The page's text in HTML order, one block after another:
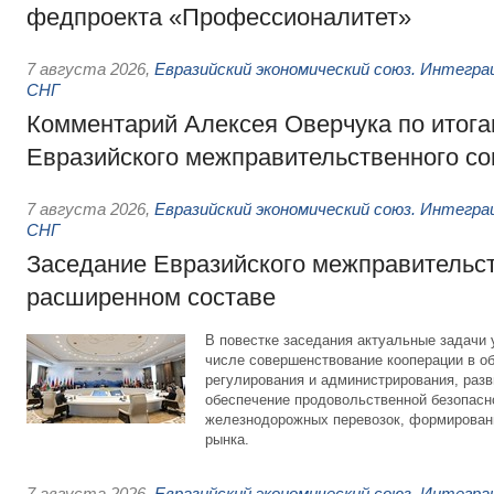
федпроекта «Профессионалитет»
7 августа 2026, Евразийский экономический союз.
СНГ
Комментарий Алексея Оверчука по
Евразийского межправительственного
7 августа 2026, Евразийский экономический союз.
СНГ
Заседание Евразийского
расширенном составе
В повестке заседания актуальные задачи
числе совершенствование кооперации в
регулирования и администрирования,
обеспечение продовольственной
железнодорожных перевозок,
рынка.